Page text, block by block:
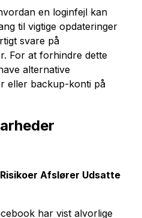
en loginfejl kan
til vigtige opdateringer
svare på
For at forhindre dette
alternative
eller backup-konti på
Afslører Udsatte
har vist alvorlige